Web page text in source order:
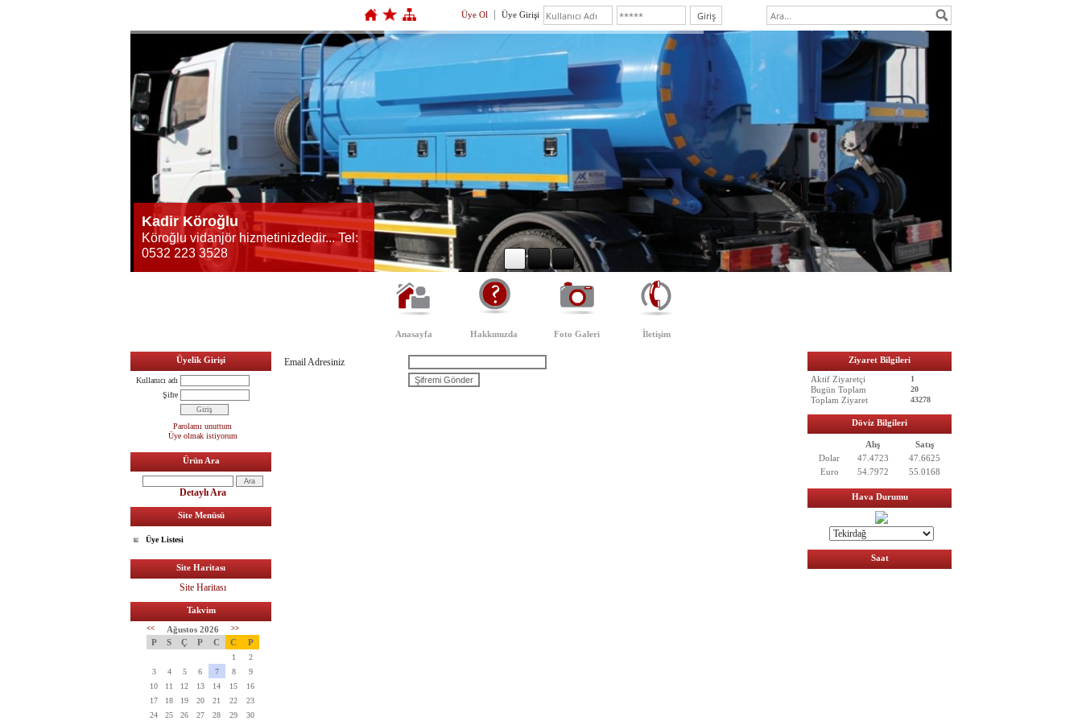
Üye Ol Üye Girişi
Kadir Köroğlu
Köroğlu vidanjör hizmetinizdedir... Tel:
0532 223 3528
Anasayfa Hakkımızda Foto Galeri İletişim
Üyelik Girişi
Kullanıcı adı
Şifre
Parolamı unuttum
Üye olmak istiyorum
Ürün Ara
Detaylı Ara
Site Menüsü
Üye Listesi
Site Haritası
Site Haritası
Takvim
<< Ağustos 2026 >>
P S Ç P C C P
1
2
3
4 5 6 7 8
9
10
11 12 13 14 15
16
17
18 19 20 21 22
23
24
25 26 27 28 29 30
Email Adresiniz
Ziyaret Bilgileri
Aktif Ziyaretçi
1
Bugün Toplam 20
Toplam Ziyaret 43278
Döviz Bilgileri
Alış
Satış
Dolar
47.4723
47.6625
Euro
54.7972 55.0168
Hava Durumu
Saat